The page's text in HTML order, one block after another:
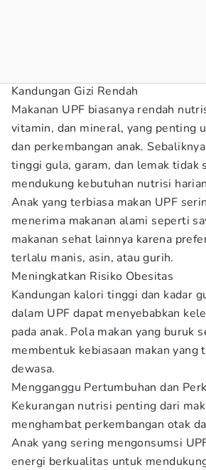
Kandungan Gizi Rendah
Makanan UPF biasanya rendah
vitamin, dan mineral, yang penting
dan perkembangan anak.
tinggi gula, garam, dan lemak tidak
mendukung kebutuhan nutrisi
Anak yang terbiasa makan UPF
menerima makanan alami seperti
makanan sehat lainnya karena
terlalu manis, asin, atau gurih.
Meningkatkan Risiko Obesitas
Kandungan kalori tinggi dan kadar
dalam UPF dapat menyebabkan
pada anak. Pola makan yang buruk
membentuk kebiasaan makan yang
dewasa.
Mengganggu Pertumbuhan dan
Kekurangan nutrisi penting dari
menghambat perkembangan otak
Anak yang sering mengonsumsi
energi berkualitas untuk